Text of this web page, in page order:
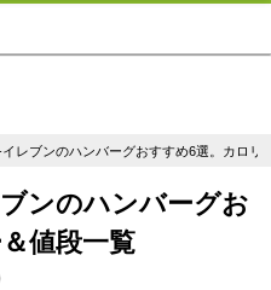
レブンのハンバーグおすすめ6選。カロリ
ブンのハンバーグお
値段一覧